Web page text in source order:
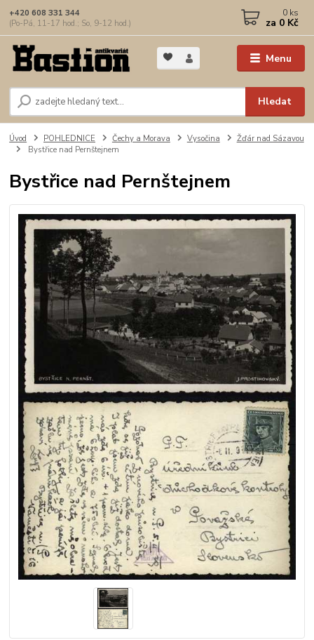
Menu
Hledat
+420 608 331 344
(Po-Pá, 11-17 hod.; So, 9-12 hod.)
0 ks
za 0 Kč
Úvod POHLEDNICE Čechy a Morava Vysočina
Žďár nad Sázavou
Bystřice nad Pernštejnem
Bystřice nad Pernštejnem